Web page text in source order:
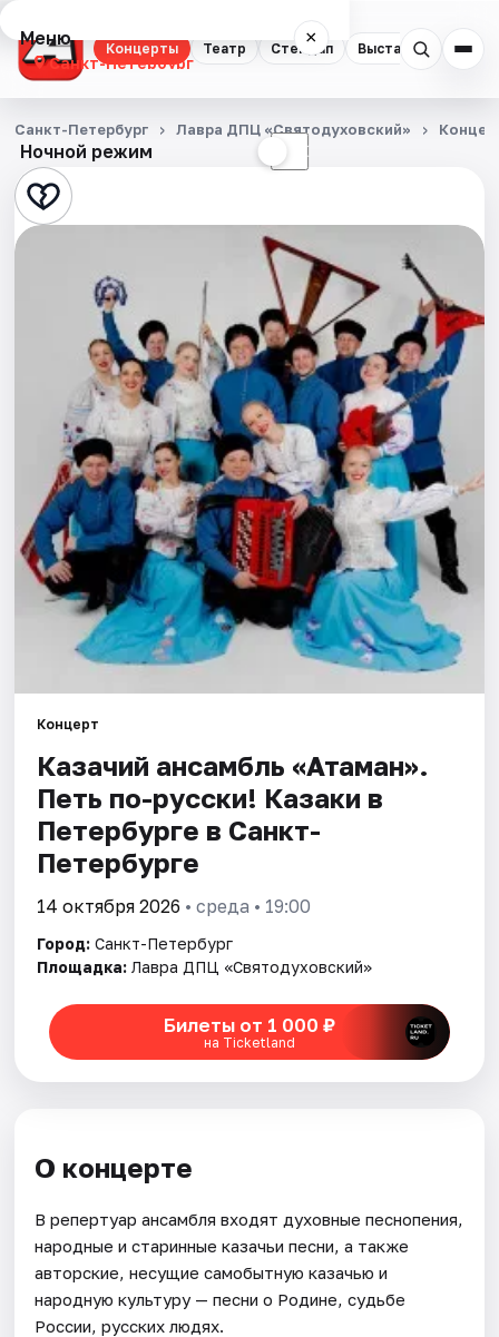
Концерты Театр Стендап Выставки
Меню ×
Санкт-Петербург
Концерты
Театр
Стендап
Выставки
Экскурсии
Спорт
События
Города
Площадки
Артисты
Ночной режим ☾
Санкт-Петербург Лавра ДПЦ «Святодуховский»
Концерт
Казачий ансамбль «Атаман».
Петь по-русски! Казаки в
Петербурге в Санкт-
Петербурге
14 октября 2026 • среда • 19:00
Город: Санкт-Петербург
Площадка: Лавра ДПЦ «Святодуховский»
Билеты от 1 000 ₽
на Ticketland
О концерте
В репертуар ансамбля входят духовные песнопения,
народные и старинные казачьи песни, а также
авторские, несущие самобытную казачью и
народную культуру — песни о Родине, судьбе
России, русских людях.